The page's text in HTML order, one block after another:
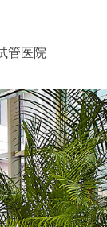
管医院